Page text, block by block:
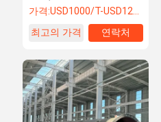
가격:USD1000/T-USD1200/T
최고의 가격
연락처